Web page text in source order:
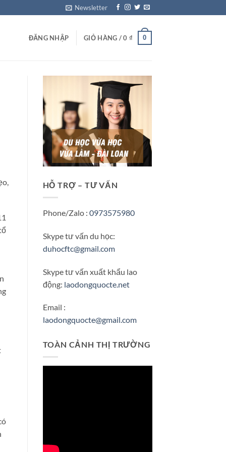
Newsletter
ĐĂNG NHẬP GIỎ HÀNG /0 ₫ 0
HỖ TRỢ – TƯ VẤN
Phone/Zalo : 0973575980
Skype tư vấn du học:
duhocftc@gmail.com
Skype tư vấn xuất khẩu lao
động: laodongquocte.net
Email :
laodongquocte@gmail.com
TOÀN CẢNH THỊ TRƯỜNG